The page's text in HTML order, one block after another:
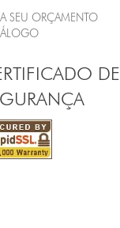
SEU ORÇAMENTO
DE